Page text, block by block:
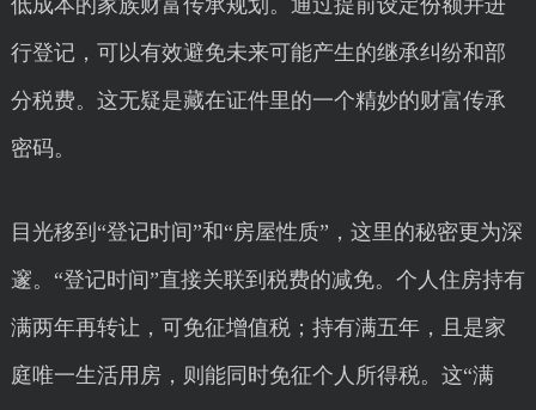
低成本的家族财富传承规划。通过提前设定份额并进
行登记，可以有效避免未来可能产生的继承纠纷和部
分税费。这无疑是藏在证件里的一个精妙的财富传承
密码。
目光移到“登记时间”和“房屋性质”，这里的秘密更为深
邃。“登记时间”直接关联到税费的减免。个人住房持有
满两年再转让，可免征增值税；持有满五年，且是家
庭唯一生活用房，则能同时免征个人所得税。这“满